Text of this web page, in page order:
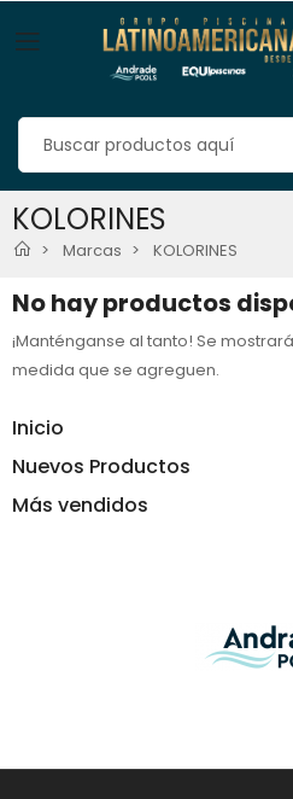
KOLORINES
Marcas KOLORINES
Inicio
Nuevos Productos
Más vendidos
No hay productos
¡Manténganse al tanto! Se
medida que se agreguen.